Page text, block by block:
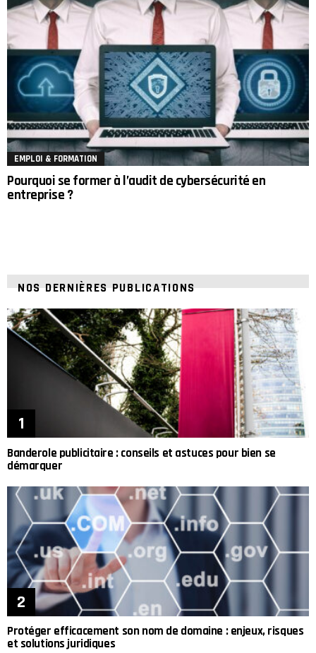
EMPLOI & FORMATION
Pourquoi se former à l’audit de cybersécurité en
entreprise ?
NOS DERNIÈRES PUBLICATIONS
Banderole publicitaire : conseils et astuces pour bien se
démarquer
Protéger efficacement son nom de domaine : enjeux, risques
et solutions juridiques